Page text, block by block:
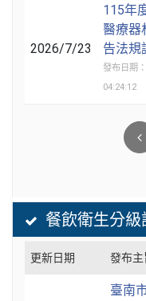
2026/7/23
115年
醫療器
告法規
發布日期
04:24:12
餐飲衛生分級
更新日期 發布主
臺南